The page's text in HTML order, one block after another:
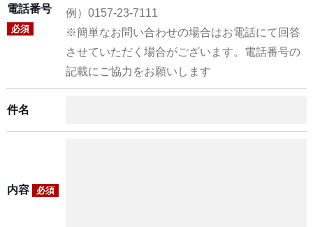
電話番号
必須
例）0157-23-7111
※簡単なお問い合わせの場合はお電話にて回答
させていただく場合がございます。電話番号の
記載にご協力をお願いします
件名
内容 必須